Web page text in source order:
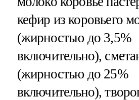
кефир из коровьего
(жирностью до 3,5%
включительно),
(жирностью до 25%
включительно),